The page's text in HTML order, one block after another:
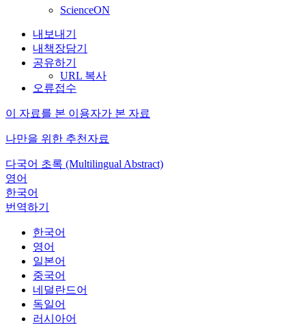
ScienceON
내보내기
내책장담기
공유하기
URL 복사
오류접수
이 자료를 본 이용자가 본 자료
나만을 위한 추천자료
다국어 초록 (Multilingual Abstract)
영어
한국어
번역하기
한국어
영어
일본어
중국어
네덜란드어
독일어
러시아어